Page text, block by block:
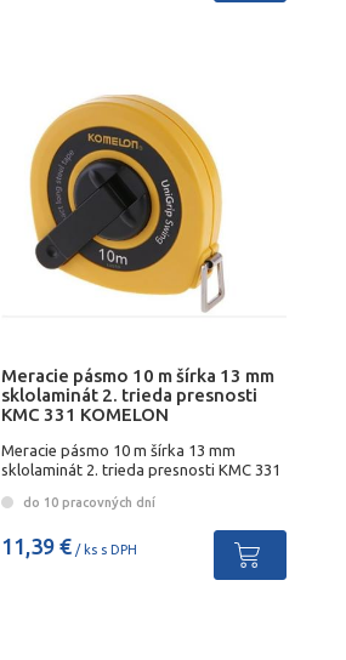
Meracie pásmo 10 m šírka 13 mm
sklolaminát 2. trieda presnosti
KMC 331 KOMELON
Meracie pásmo 10 m šírka 13 mm
sklolaminát 2. trieda presnosti KMC 331
do 10 pracovných dní
11,39 €/ ks s DPH